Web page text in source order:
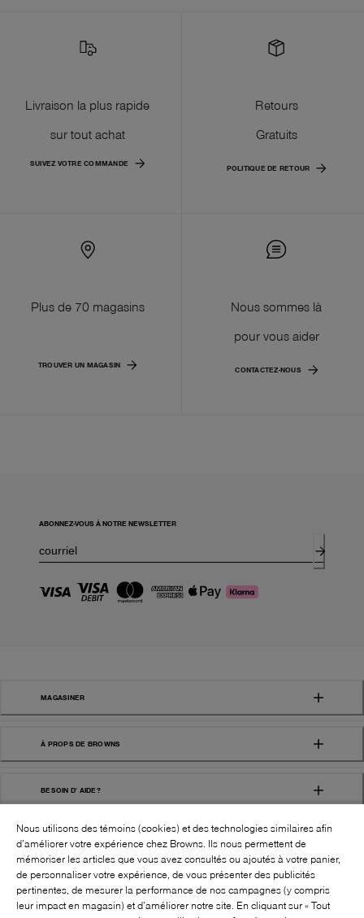
Livraison la plus rapide
sur tout achat
SUIVEZ VOTRE COMMANDE
Retours
Gratuits
POLITIQUE DE RETOUR
Plus de 70 magasins
TROUVER UN MAGASIN
Nous sommes là
pour vous aider
CONTACTEZ-NOUS
ABONNEZ-VOUS À NOTRE NEWSLETTER
MAGASINER
À PROPS DE BROWNS
BESOIN D' AIDE?
SUIVEZ-NOUS!:
Nous utilisons des témoins (cookies) et des technologies similaires afin
d’améliorer votre expérience chez Browns. Ils nous permettent de
mémoriser les articles que vous avez consultés ou ajoutés à votre panier,
de personnaliser votre expérience, de vous présenter des publicités
pertinentes, de mesurer la performance de nos campagnes (y compris
leur impact en magasin) et d’améliorer notre site. En cliquant sur « Tout